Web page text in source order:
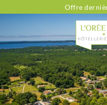
Offre
Vous cherchez...
Type de location
Dates
Voyageurs